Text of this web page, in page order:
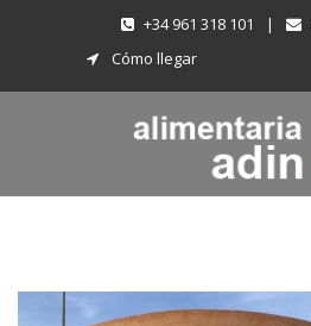
+34 961 318 101 |
Cómo llegar